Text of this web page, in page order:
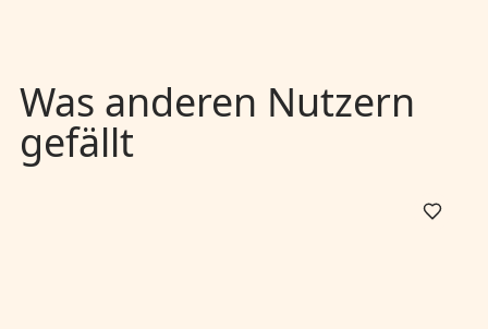
Was anderen Nutzern
gefällt